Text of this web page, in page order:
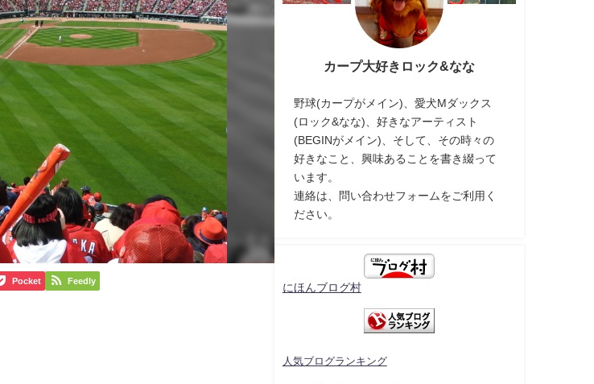
Pocket Feedly
カープ大好きロック&なな
野球(カープがメイン)、愛犬Mダックス
(ロック&なな)、好きなアーティスト
(BEGINがメイン)、そして、その時々の
好きなこと、興味あることを書き綴って
います。
連絡は、問い合わせフォームをご利用く
ださい。
にほんブログ村
人気ブログランキング